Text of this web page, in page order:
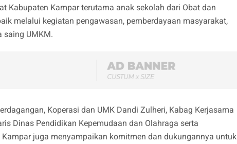
Kabupaten Kampar terutama anak sekolah dari Obat dan
melalui kegiatan pengawasan, pemberdayaan masyarakat,
saing UMKM.
Koperasi dan UMK Dandi Zulheri, Kabag Kerjasama
Dinas Pendidikan Kepemudaan dan Olahraga serta
juga menyampaikan komitmen dan dukungannya untuk